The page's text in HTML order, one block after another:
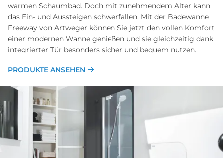
warmen Schaumbad. Doch mit zunehmendem Alter kann
das Ein- und Aussteigen schwerfallen. Mit der Badewanne
Freeway von Artweger können Sie jetzt den vollen Komfort
einer modernen Wanne genießen und sie gleichzeitig dank
integrierter Tür besonders sicher und bequem nutzen.
PRODUKTE ANSEHEN